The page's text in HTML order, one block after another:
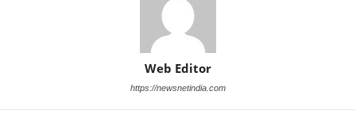
Web Editor
https://newsnetindia.com